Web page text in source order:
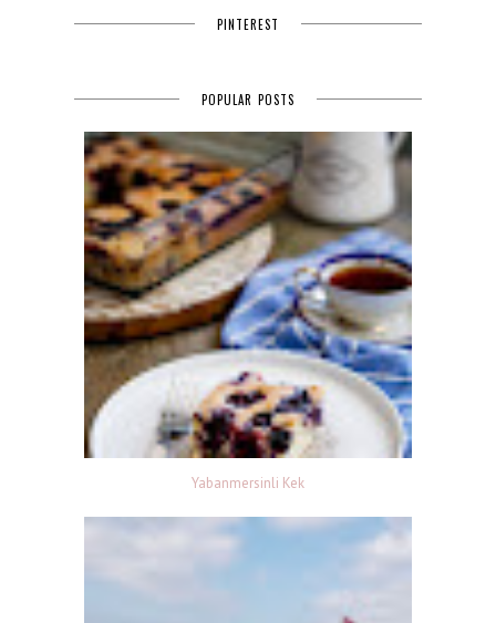
PINTEREST
POPULAR POSTS
Yabanmersinli Kek